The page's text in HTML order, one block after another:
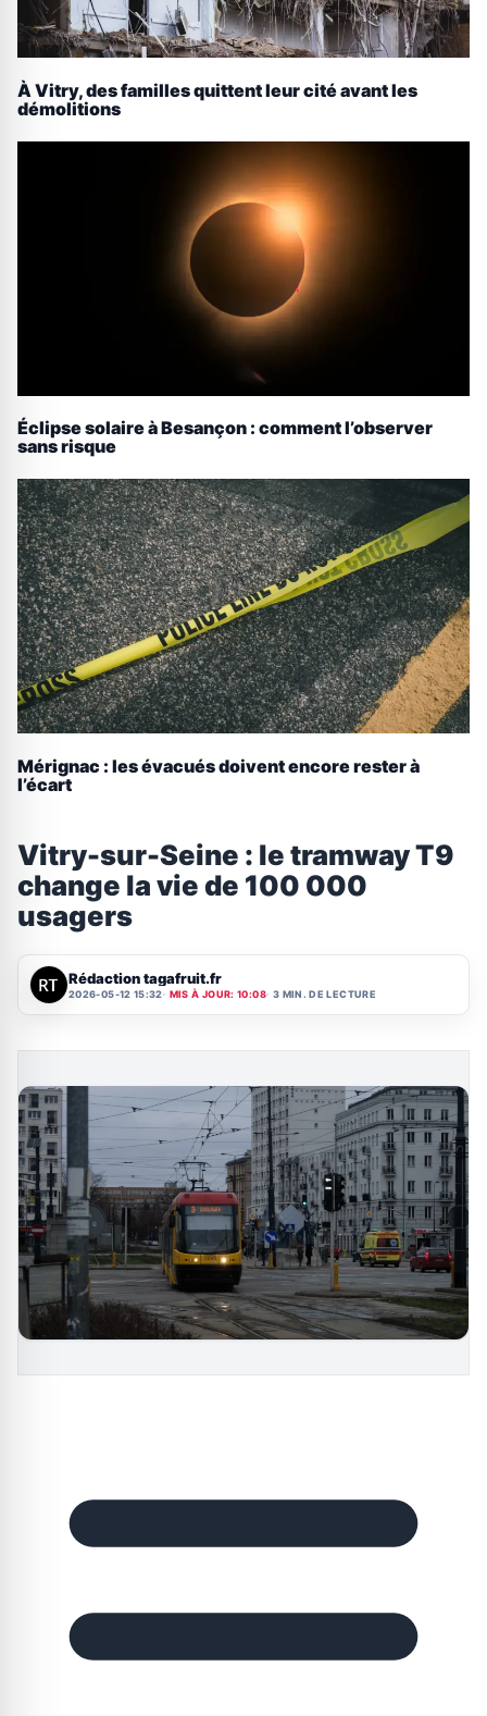
À Vitry, des familles quittent leur cité avant les
démolitions
Éclipse solaire à Besançon : comment l’observer
sans risque
Mérignac : les évacués doivent encore rester à
l’écart
Vitry-sur-Seine : le tramway T9
change la vie de 100 000
usagers
Rédaction tagafruit.fr
2026-05-12 15:32 MIS À JOUR: 10:08 3 MIN. DE LECTURE